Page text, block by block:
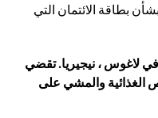
بطاقة الائتمان التي
في لاغوس ، نيجيريا. تقضي
الغذائية والمشي على